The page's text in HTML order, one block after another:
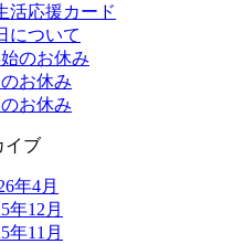
活応援カード
について
のお休み
お休み
お休み
イブ
年4月
年12月
年11月